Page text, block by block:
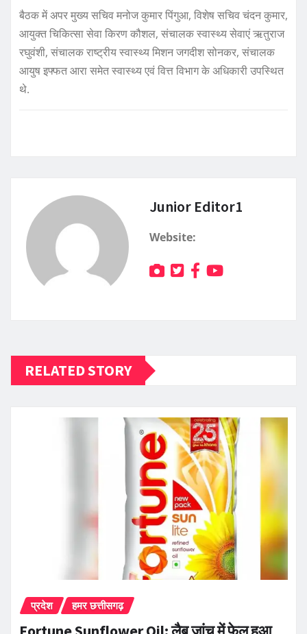
बैठक में अपर मुख्य सचिव मनोज कुमार पिंगुआ, विशेष सचिव चंदन कुमार,
आयुक्त चिकित्सा सेवा किरण कौशल, संचालक स्वास्थ्य सेवाएं ऋतुराज
रघुवंशी, संचालक राष्ट्रीय स्वास्थ्य मिशन जगदीश सोनकर, संचालक
आयुष इफ्फत आरा समेत स्वास्थ्य एवं वित्त विभाग के अधिकारी उपस्थित
थे.
Junior Editor1
Website:
RELATED STORY
प्रदेश हमर छत्तीसगढ़